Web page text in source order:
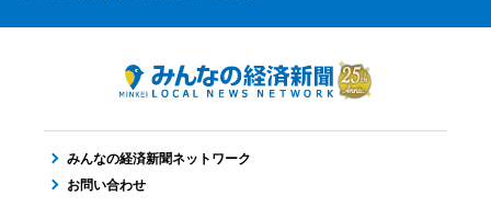
みんなの経済新聞ネットワーク
お問い合わせ